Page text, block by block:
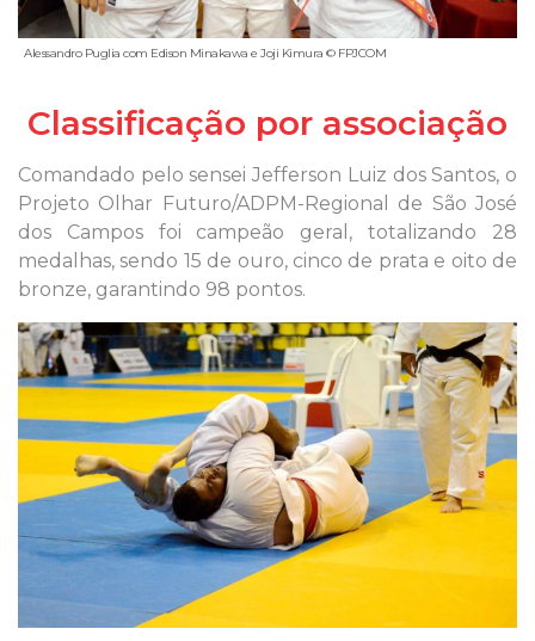
Alessandro Puglia com Edison Minakawa e Joji Kimura © FPJCOM
Classificação por associação
Comandado pelo sensei Jefferson Luiz dos Santos, o
Projeto Olhar Futuro/ADPM-Regional de São José
dos Campos foi campeão geral, totalizando 28
medalhas, sendo 15 de ouro, cinco de prata e oito de
bronze, garantindo 98 pontos.